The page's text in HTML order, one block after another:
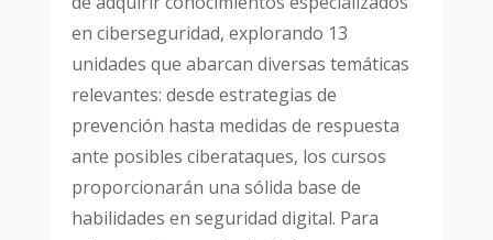
en ciberseguridad, explorando 13
unidades que abarcan diversas temáticas
relevantes: desde estrategias de
prevención hasta medidas de respuesta
ante posibles ciberataques, los cursos
proporcionarán una sólida base de
habilidades en seguridad digital. Para